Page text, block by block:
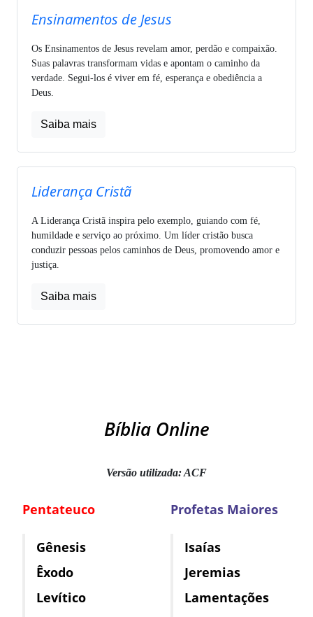
Ensinamentos de Jesus
Os Ensinamentos de Jesus revelam amor, perdão e compaixão.
Suas palavras transformam vidas e apontam o caminho da
verdade. Segui-los é viver em fé, esperança e obediência a
Deus.
Saiba mais
Liderança Cristã
A Liderança Cristã inspira pelo exemplo, guiando com fé,
humildade e serviço ao próximo. Um líder cristão busca
conduzir pessoas pelos caminhos de Deus, promovendo amor e
justiça.
Saiba mais
Bíblia Online
Versão utilizada: ACF
Pentateuco
Gênesis
Êxodo
Levítico
Profetas Maiores
Isaías
Jeremias
Lamentações